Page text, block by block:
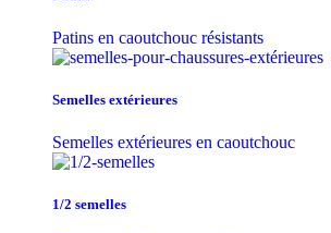
Patins en caoutchouc résistants
Semelles extérieures
Semelles extérieures en caoutchouc
1/2 semelles